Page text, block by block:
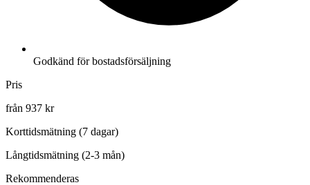
Godkänd för bostadsförsäljning
Pris
från 937 kr
Korttidsmätning (7 dagar)
Långtidsmätning (2-3 mån)
Rekommenderas